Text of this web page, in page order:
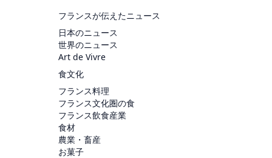
フランスが伝えたニュース
日本のニュース
世界のニュース
Art de Vivre
食文化
フランス料理
フランス文化圏の食
フランス飲食産業
食材
農業・畜産
お菓子